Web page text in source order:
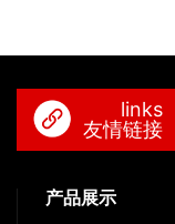
links
友情链接
产品展示